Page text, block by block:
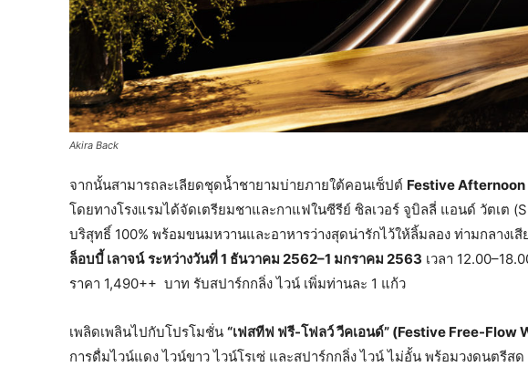
Akira Back
จากนั้นสามารถละเลียดชุดน้ำชายามบ่ายภายใต้คอนเซ็ปต์ Festive Afternoon
โดยทางโรงแรมได้จัดเตรียมชาและกาแฟในซีรีย์ ซิลเวอร์ จูบิลลี่ แอนด์ วัตเต
บริสุทธิ์ 100% พร้อมขนมหวานและอาหารว่างสุดน่ารักไว้ให้ลิ้มลอง ท่ามกลางเสี
ล็อบบี้ เลาจน์ ระหว่างวันที่ 1 ธันวาคม 2562–1 มกราคม 2563 เวลา
ราคา 1,490++ บาท รับสปาร์กกลิ่ง ไวน์ เพิ่มท่านละ 1 แก้ว
เพลิดเพลินไปกับโปรโมชั่น “เฟสทีฟ ฟรี-โฟลว์ วีคเอนด์” (Festive Free-Flow
การดื่มไวน์แดง ไวน์ขาว ไวน์โรเซ่ และสปาร์กกลิ่ง ไวน์ ไม่อั้น พร้อมวงดนตรีส